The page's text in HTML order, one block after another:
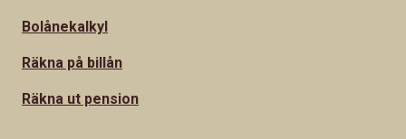
Bolånekalkyl
Räkna på billån
Räkna ut pension